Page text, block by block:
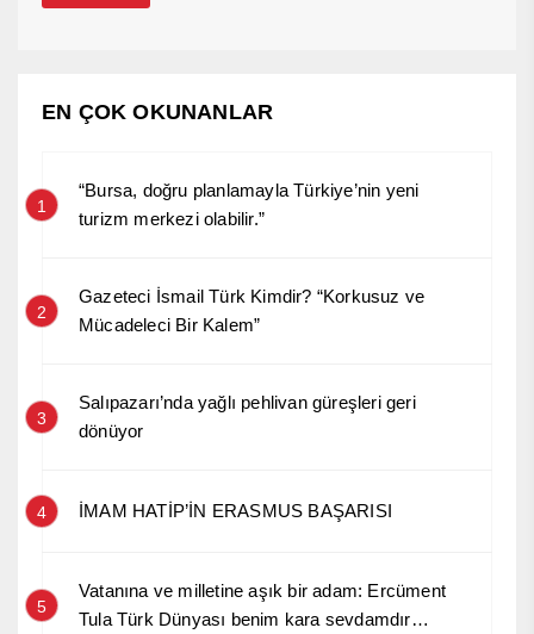
EN ÇOK OKUNANLAR
1
“Bursa, doğru planlamayla Türkiye’nin yeni
turizm merkezi olabilir.”
2
Gazeteci İsmail Türk Kimdir? “Korkusuz ve
Mücadeleci Bir Kalem”
3
Salıpazarı’nda yağlı pehlivan güreşleri geri
dönüyor
4 İMAM HATİP’İN ERASMUS BAŞARISI
5
Vatanına ve milletine aşık bir adam: Ercüment
Tula Türk Dünyası benim kara sevdamdır…